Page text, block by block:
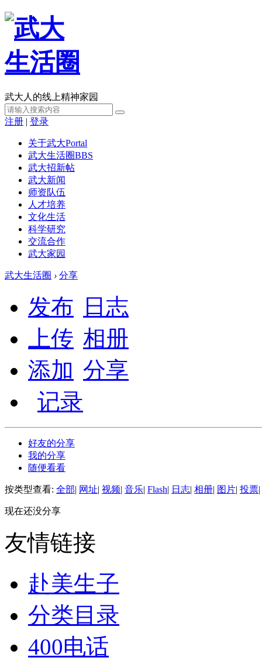
武大人的线上精神家园
注册 | 登录
关于武大Portal
武大生活圈BBS
武大招新帖
武大新闻
师资队伍
人才培养
文化生活
科学研究
交流合作
武大家园
武大生活圈 › 分享
发布
日志
上传 相册
添加 分享
记录
好友的分享
我的分享
随便看看
按类型查看: 全部| 网址| 视频| 音乐| Flash| 日志| 相册| 图片| 投票|
现在还没分享
友情链接
赴美生子
分类目录
400电话